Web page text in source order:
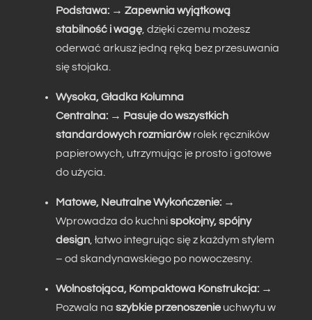
Podstawa:→ Zapewnia wyjątkową
stabilność i wagę, dzięki czemu możesz
oderwać arkusz jedną ręką bez przesuwania
się stojaka.
Wysoka, Gładka Kolumna
Centralna:→ Pasuje do wszystkich
standardowych rozmiarówrolek ręczników
papierowych, utrzymując je prosto i gotowe
do użycia.
Matowe, Neutralne Wykończenie:→
Wprowadza do kuchnispokojny, spójny
design, łatwo integrując się z każdym stylem
– od skandynawskiego po nowoczesny.
Wolnostojąca, Kompaktowa Konstrukcja:→
Pozwala na szybkie przenoszenieuchwytu w